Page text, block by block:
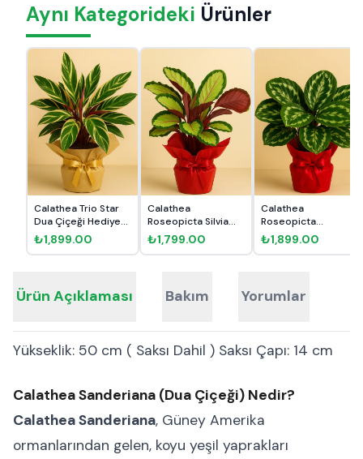
Aynı Kategorideki Ürünler
Calathea Trio Star
Dua Çiçeği Hediye
Pak...
₺1,899.00
Calathea
Roseopicta Silvia
Dua Çiçeği He...
₺1,799.00
Calathea
Roseopicta
Medallion Dua
Çiçeği...
₺1,899.00
Ürün Açıklaması Bakım Yorumlar
Yükseklik: 50 cm ( Saksı Dahil ) Saksı Çapı: 14 cm
Calathea Sanderiana (Dua Çiçeği) Nedir?
Calathea Sanderiana, Güney Amerika
ormanlarından gelen, koyu yeşil yaprakları